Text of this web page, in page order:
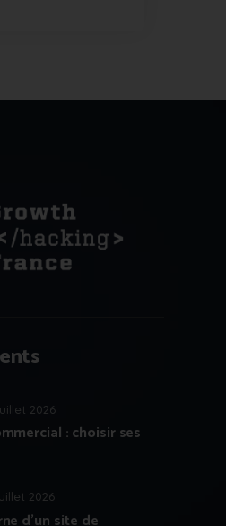
2026
: choisir ses
2026
d’un site de